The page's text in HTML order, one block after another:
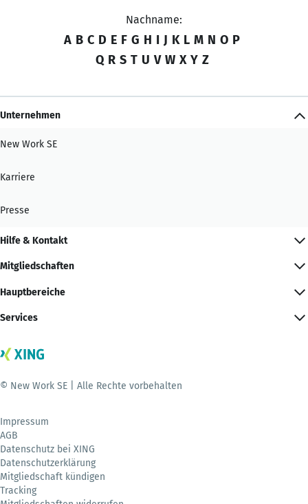
Nachname:
A B C D E F G H I J K L M N O P
Q R S T U V W X Y Z
Unternehmen
New Work SE
Karriere
Presse
Hilfe & Kontakt
Mitgliedschaften
Hauptbereiche
Services
© New Work SE | Alle Rechte vorbehalten
Impressum
AGB
Datenschutz bei XING
Datenschutzerklärung
Mitgliedschaft kündigen
Tracking